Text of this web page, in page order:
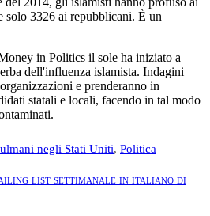
solo 3326 ai repubblicani. È un
in Politics il sole ha iniziato a
dell'influenza islamista. Indagini
e prenderanno in
statali e locali, facendo in tal modo
negli Stati Uniti, Politica
list settimanale in italiano di